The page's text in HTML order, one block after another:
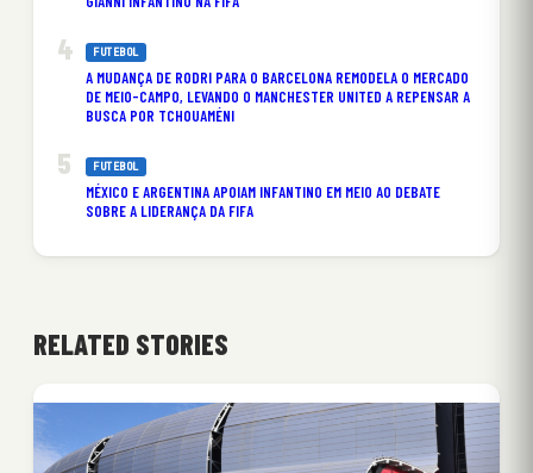
FUTEBOL
A MUDANÇA DE RODRI PARA O BARCELONA REMODELA O MERCADO
DE MEIO-CAMPO, LEVANDO O MANCHESTER UNITED A REPENSAR A
BUSCA POR TCHOUAMÉNI
FUTEBOL
MÉXICO E ARGENTINA APOIAM INFANTINO EM MEIO AO DEBATE
SOBRE A LIDERANÇA DA FIFA
RELATED STORIES